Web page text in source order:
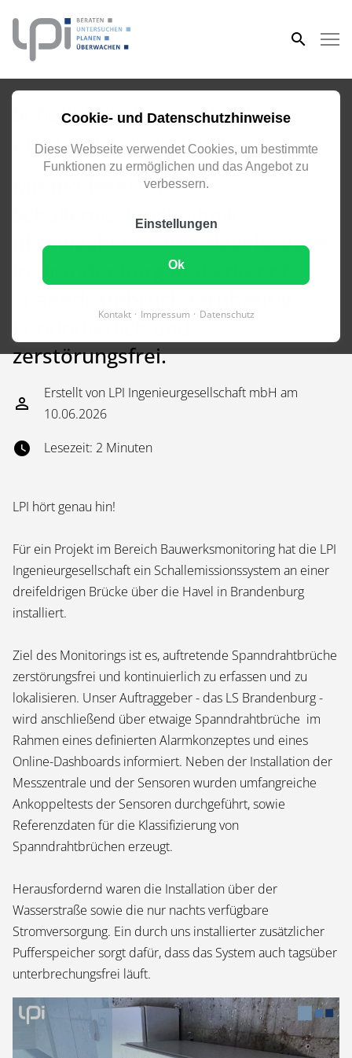
Cookie- und Datenschutzhinweise
Diese Webseite verwendet Cookies, um bestimmte
Funktionen zu ermöglichen und das Angebot zu
verbessern.
Einstellungen
Ok
Kontakt Impressum Datenschutz
Schallemissionssystem
erfolgreich installiert
Mit modernster
Schallemissionstechnik
überwacht LPI eine Havelbrücke
in Brandenburg und erkennt
kontinuierlich und
zerstörungsfrei.
Erstellt von LPI Ingenieurgesellschaft mbH am
10.06.2026
Lesezeit: 2 Minuten
LPI hört genau hin!
Für ein Projekt im Bereich Bauwerksmonitoring hat die LPI
Ingenieurgesellschaft ein Schallemissionssystem an einer
dreifeldrigen Brücke über die Havel in Brandenburg
installiert.
Ziel des Monitorings ist es, auftretende Spanndrahtbrüche
zerstörungsfrei und kontinuierlich zu erfassen und zu
lokalisieren. Unser Auftraggeber - das LS Brandenburg -
wird anschließend über etwaige Spanndrahtbrüche im
Rahmen eines definierten Alarmkonzeptes und eines
Online-Dashboards informiert. Neben der Installation der
Messzentrale und der Sensoren wurden umfangreiche
Ankoppeltests der Sensoren durchgeführt, sowie
Referenzdaten für die Klassifizierung von
Spanndrahtbrüchen erzeugt.
Herausfordernd waren die Installation über der
Wasserstraße sowie die nur nachts verfügbare
Stromversorgung. Ein durch uns installierter zusätzlicher
Pufferspeicher sorgt dafür, dass das System auch tagsüber
unterbrechungsfrei läuft.